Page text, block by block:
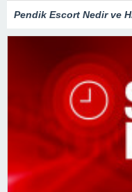
Pendik Escort Nedir ve